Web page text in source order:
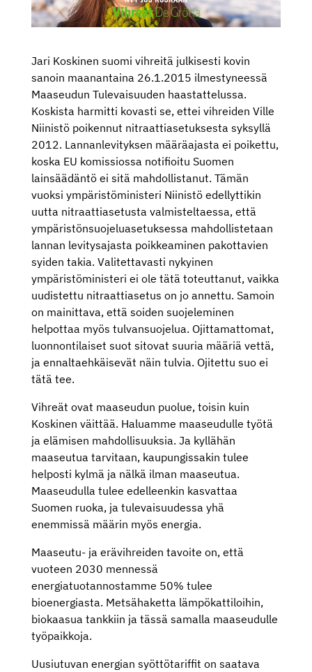
Jari Koskinen suomi vihreitä julkisesti kovin
sanoin maanantaina 26.1.2015 ilmestyneessä
Maaseudun Tulevaisuuden haastattelussa.
Koskista harmitti kovasti se, ettei vihreiden Ville
Niinistö poikennut nitraattiasetuksesta syksyllä
2012. Lannanlevityksen määräajasta ei poikettu,
koska EU komissiossa notifioitu Suomen
lainsäädäntö ei sitä mahdollistanut. Tämän
vuoksi ympäristöministeri Niinistö edellyttikin
uutta nitraattiasetusta valmisteltaessa, että
ympäristönsuojeluasetuksessa mahdollistetaan
lannan levitysajasta poikkeaminen pakottavien
syiden takia. Valitettavasti nykyinen
ympäristöministeri ei ole tätä toteuttanut, vaikka
uudistettu nitraattiasetus on jo annettu. Samoin
on mainittava, että soiden suojeleminen
helpottaa myös tulvansuojelua. Ojittamattomat,
luonnontilaiset suot sitovat suuria määriä vettä,
ja ennaltaehkäisevät näin tulvia. Ojitettu suo ei
tätä tee.
Vihreät ovat maaseudun puolue, toisin kuin
Koskinen väittää. Haluamme maaseudulle työtä
ja elämisen mahdollisuuksia. Ja kyllähän
maaseutua tarvitaan, kaupungissakin tulee
helposti kylmä ja nälkä ilman maaseutua.
Maaseudulla tulee edelleenkin kasvattaa
Suomen ruoka, ja tulevaisuudessa yhä
enemmissä määrin myös energia.
Maaseutu- ja erävihreiden tavoite on, että
vuoteen 2030 mennessä
energiatuotannostamme 50% tulee
bioenergiasta. Metsähaketta lämpökattiloihin,
biokaasua tankkiin ja tässä samalla maaseudulle
työpaikkoja.
Uusiutuvan energian syöttötariffit on saatava